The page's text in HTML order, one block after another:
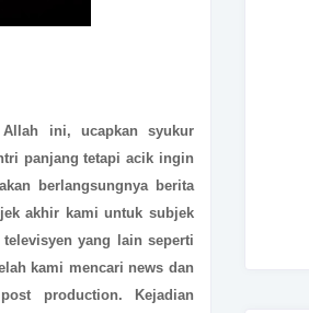
ini, ucapkan syukur
panjang tetapi acik ingin
berlangsungnya berita
akhir kami untuk subjek
yang lain seperti
kami mencari news dan
production. Kejadian